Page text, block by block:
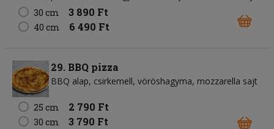
30 cm
3 890 Ft
40 cm 6 490 Ft
29. BBQ pizza
BBQ alap csirkemell vöröshagyma mozzarella sajt
25 cm 2 790 Ft
30 cm 3 790 Ft